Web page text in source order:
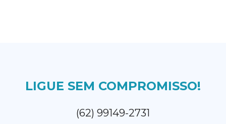
LIGUE SEM COMPROMISSO!
(62) 99149-2731